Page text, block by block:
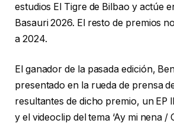
estudios El Tigre de Bilbao y actúe
Basauri 2026. El resto de premios
a 2024.
El ganador de la pasada edición,
presentado en la rueda de prensa
resultantes de dicho premio, un EP
y el videoclip del tema ‘Ay mi nena /